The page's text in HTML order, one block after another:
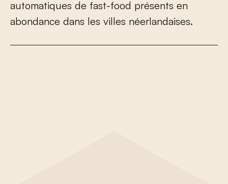
automatiques de fast-food présents en
abondance dans les villes néerlandaises.